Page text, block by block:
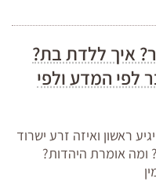
איך ללדת בת?
לפי המדע ולפי
ראשון ואיזה זרע ישרוד
אומרת היהדות?